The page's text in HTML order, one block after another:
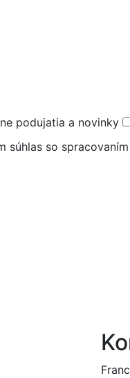
podujatia a novinky
súhlas so